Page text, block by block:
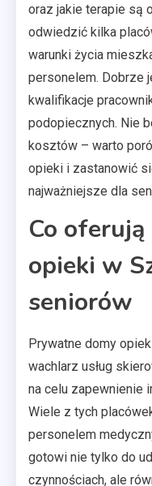
oraz jakie terapie są
odwiedzić kilka
warunki życia
personelem. Dobrze
kwalifikacje
podopiecznych. Nie
kosztów – warto
opieki i zastanowić
najważniejsze dla
Co
opieki w
seniorów
Prywatne domy
wachlarz usług
na celu zapewnienie
Wiele z tych
personelem
gotowi nie tylko do
czynnościach, ale